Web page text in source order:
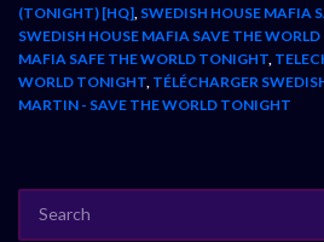
(TONIGHT) [HQ] SWEDISH HOUSE MAFIA
SWEDISH HOUSE MAFIA SAVE THE
MAFIA SAFE THE WORLD TONIGHT
WORLD TONIGHT TÉLÉCHARGER
MARTIN - SAVE THE WORLD TONIGHT
FOR: